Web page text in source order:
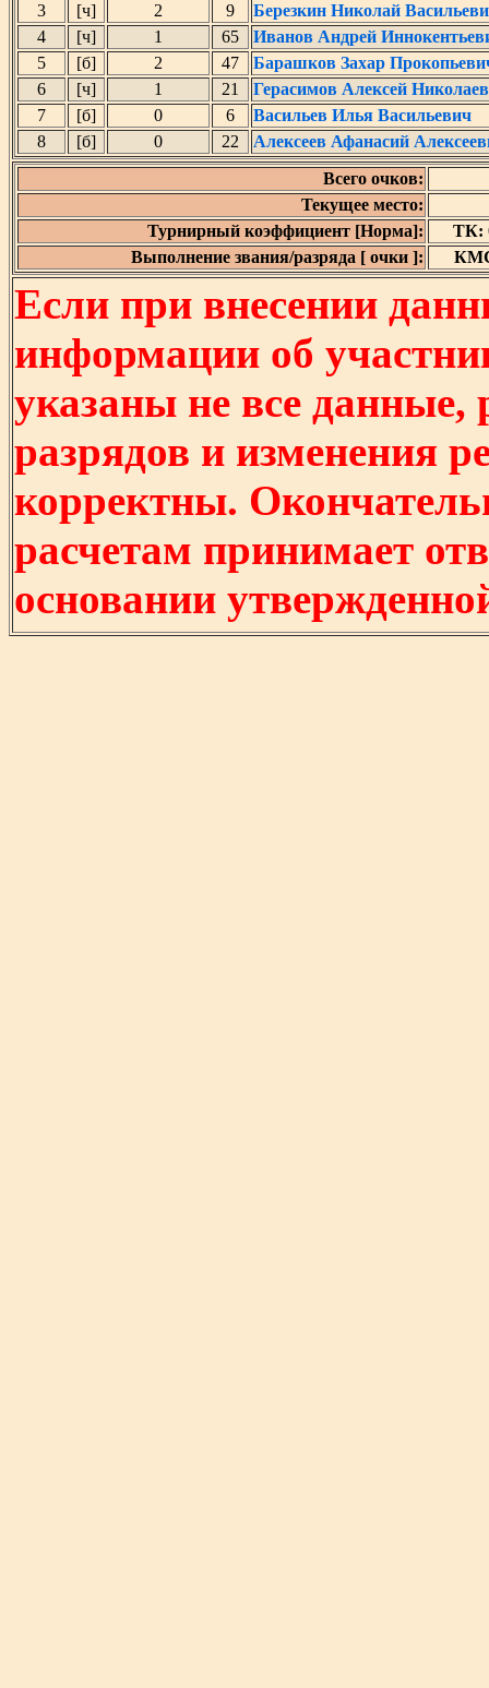
3
[ч] 2 9
Березкин Николай
4
[ч] 1 65
Иванов Андрей
5
[б] 2 47
Барашков Захар
6
[ч] 1 21
Герасимов Алексей
7
[б] 0 6
Васильев Илья Васильевич
8
[б] 0 22
Алексеев Афанасий
Всего очков:
Текущее место:
Турнирный коэффициент [Норма]:
ТК:
Выполнение звания/разряда [ очки ]:
КМС
Если при внесении
информации об
указаны не все
разрядов и изменения
корректны.
расчетам принимает
основании